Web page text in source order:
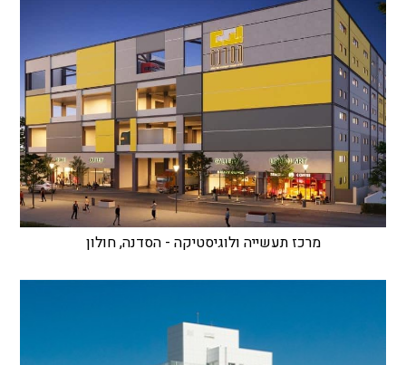
מרכז תעשייה ולוגיסטיקה - הסדנה, חולון